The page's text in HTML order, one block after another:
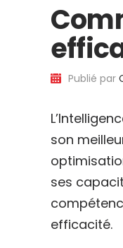
Publié par
son
ses
efficacité.